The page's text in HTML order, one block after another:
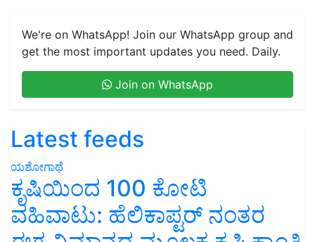
We're on WhatsApp! Join our WhatsApp group and
get the most important updates you need. Daily.
Join on WhatsApp
Latest feeds
ಯಶೋಗಾಥೆ
ಕೃಷಿಯಿಂದ 100 ಕೋಟಿ
ವಹಿವಾಟು: ಹೆಲಿಕಾಪ್ಟರ್ ನಂತರ